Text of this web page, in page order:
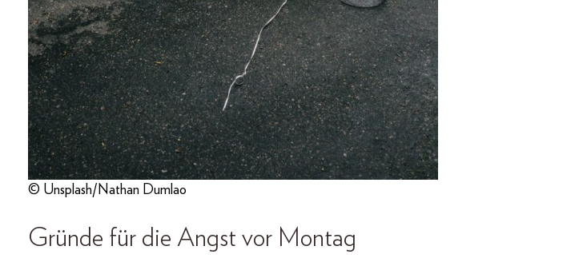
© Unsplash/Nathan Dumlao
Gründe für die Angst vor Montag